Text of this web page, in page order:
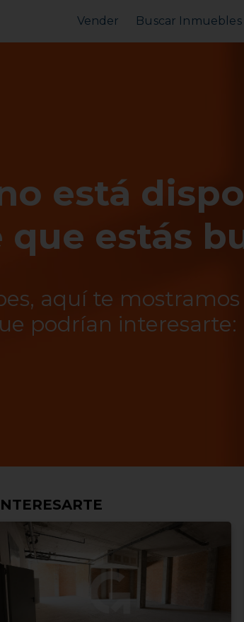
Vender Buscar Inmuebles
no está
estás
aquí te
podrían interesarte: